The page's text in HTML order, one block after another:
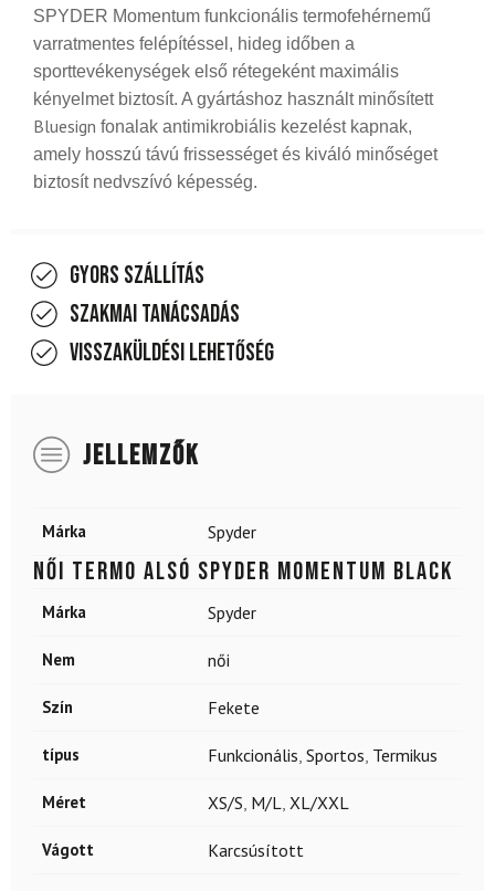
SPYDER Momentum funkcionális termofehérnemű
varratmentes felépítéssel, hideg időben a
sporttevékenységek első rétegeként maximális
kényelmet biztosít. A gyártáshoz használt minősített
Bluesign fonalak antimikrobiális kezelést kapnak,
amely hosszú távú frissességet és kiváló minőséget
biztosít nedvszívó képesség.
Gyors szállítás
Szakmai tanácsadás
Visszaküldési lehetőség
JELLEMZŐK
Márka Spyder
Női termo alsó SPYDER Momentum Black
Márka Spyder
Nem női
Szín Fekete
típus Funkcionális, Sportos, Termikus
Méret XS/S, M/L, XL/XXL
Vágott Karcsúsított